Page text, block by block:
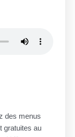
des menus
gratuites au